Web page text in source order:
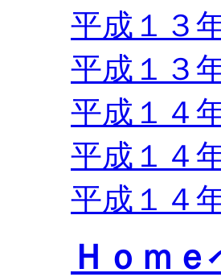
平成１３
平成１３
平成１４
平成１４
平成１４
Ｈｏｍ